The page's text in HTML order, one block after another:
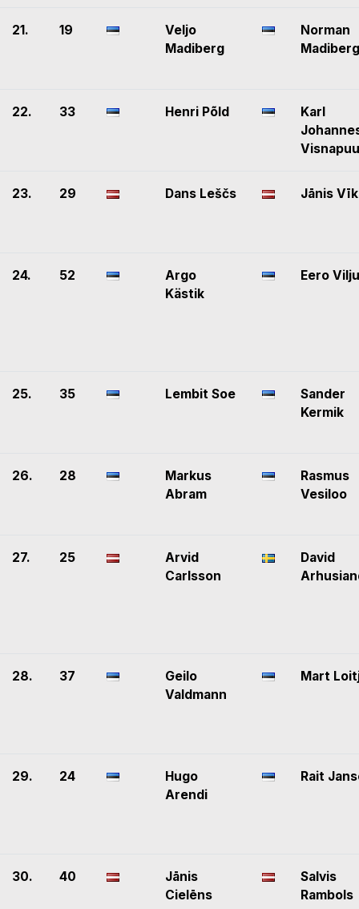
21. 19
Veljo
Madiberg
Norman
Madiberg
22. 33 Henri Põld
Karl
Visnapuu
23. 29 Dans Leščs Jānis
24. 52
Argo
Kästik
Eero
25. 35 Lembit Soe
Sander
Kermik
26. 28
Markus
Abram
Rasmus
Vesiloo
27. 25
Arvid
Carlsson
David
28. 37
Geilo
Valdmann
Mart
29. 24
Hugo
Arendi
Rait
30. 40
Jānis
Cielēns
Salvis
Rambols